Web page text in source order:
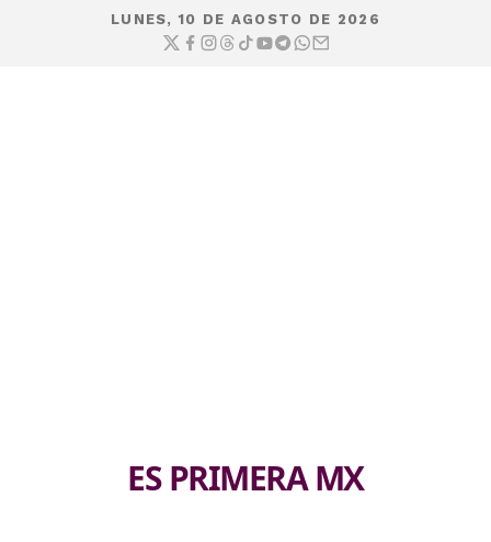
LUNES, 10 DE AGOSTO DE 2026
ES PRIMERA MX